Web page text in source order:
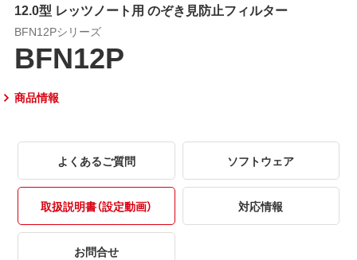
12.0型 レッツノート用 のぞき見防止フィルター
BFN12Pシリーズ
BFN12P
商品情報
よくあるご質問 ソフトウェア
取扱説明書（設定動画） 対応情報
お問合せ